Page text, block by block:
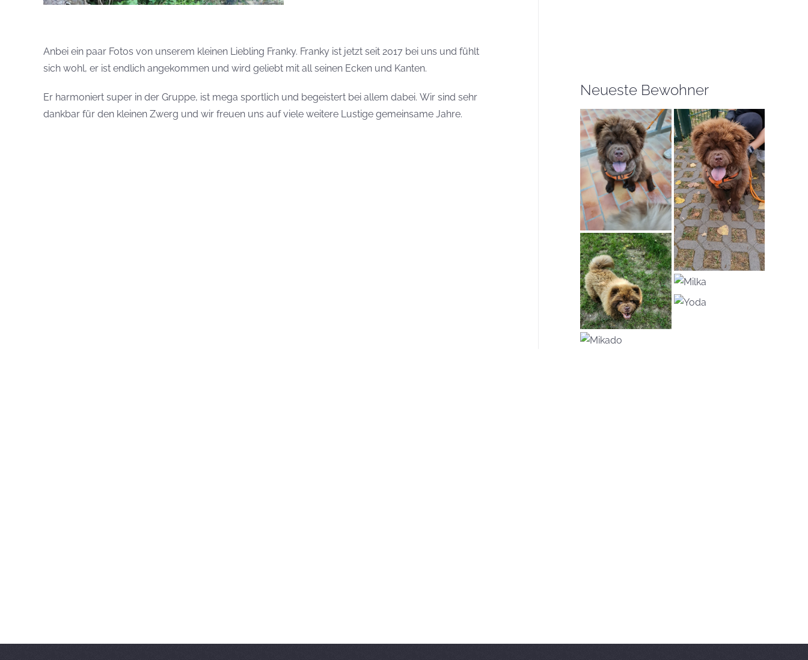
Anbei ein paar Fotos von unserem kleinen Liebling Franky. Franky ist jetzt seit 2017 bei uns und fühlt
sich wohl, er ist endlich angekommen und wird geliebt mit all seinen Ecken und Kanten.
Er harmoniert super in der Gruppe, ist mega sportlich und begeistert bei allem dabei. Wir sind sehr
dankbar für den kleinen Zwerg und wir freuen uns auf viele weitere Lustige gemeinsame Jahre.
Neueste Bewohner